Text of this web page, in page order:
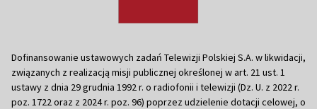
Dofinansowanie ustawowych zadań Telewizji Polskiej S.A. w likwidacji,
związanych z realizacją misji publicznej określonej w art. 21 ust. 1
ustawy z dnia 29 grudnia 1992 r. o radiofonii i telewizji (Dz. U. z 2022 r.
poz. 1722 oraz z 2024 r. poz. 96) poprzez udzielenie dotacji celowej, o